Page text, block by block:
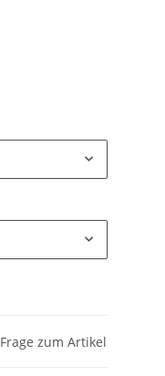
Frage zum Artikel